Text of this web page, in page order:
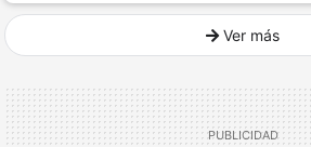
Ver más